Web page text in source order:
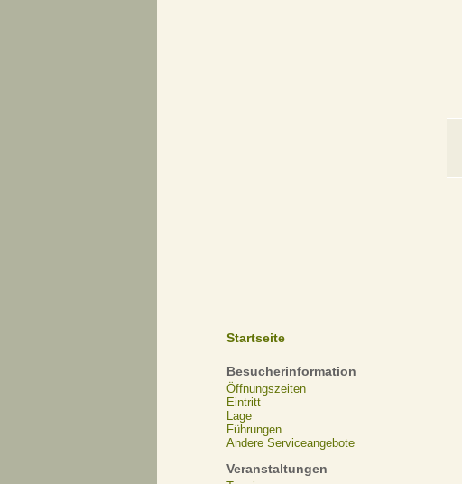
Startseite
Besucherinformation
Öffnungszeiten
Eintritt
Lage
Führungen
Andere Serviceangebote
Veranstaltungen